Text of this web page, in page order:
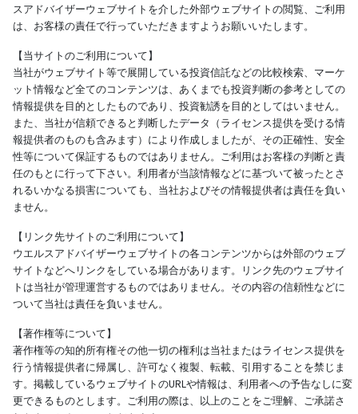
スアドバイザーウェブサイトを介した外部ウェブサイトの閲覧、ご利用
は、お客様の責任で行っていただきますようお願いいたします。
【当サイトのご利用について】
当社がウェブサイト等で展開している投資信託などの比較検索、マーケ
ット情報など全てのコンテンツは、あくまでも投資判断の参考としての
情報提供を目的としたものであり、投資勧誘を目的としてはいません。
また、当社が信頼できると判断したデータ（ライセンス提供を受ける情
報提供者のものも含みます）により作成しましたが、その正確性、安全
性等について保証するものではありません。ご利用はお客様の判断と責
任のもとに行って下さい。利用者が当該情報などに基づいて被ったとさ
れるいかなる損害についても、当社およびその情報提供者は責任を負い
ません。
【リンク先サイトのご利用について】
ウエルスアドバイザーウェブサイトの各コンテンツからは外部のウェブ
サイトなどへリンクをしている場合があります。リンク先のウェブサイ
トは当社が管理運営するものではありません。その内容の信頼性などに
ついて当社は責任を負いません。
【著作権等について】
著作権等の知的所有権その他一切の権利は当社またはライセンス提供を
行う情報提供者に帰属し、許可なく複製、転載、引用することを禁じま
す。掲載しているウェブサイトのURLや情報は、利用者への予告なしに変
更できるものとします。ご利用の際は、以上のことをご理解、ご承諾さ